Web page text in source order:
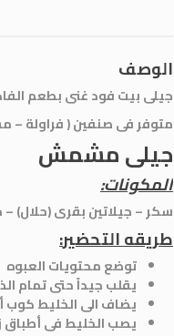
الوصف
جيلى بيت فود غنى بطعم
متوفر فى صنفين ( فراولة
جيلى مشمش
المكونات:
سكر – جيلاتين بقرى (حلال) – حمض فيوماريك “إى297” – نكهة مشمش
طريقه التحضير:
توضع محتويات العبوه فى إناء به 1 كوب
يقلب جيداً حتى تمام
يضاف الى الخليط كوب أخر (250مللى ) من الماء مع
يصب الخليط فى أطباق زجاجيه ثم